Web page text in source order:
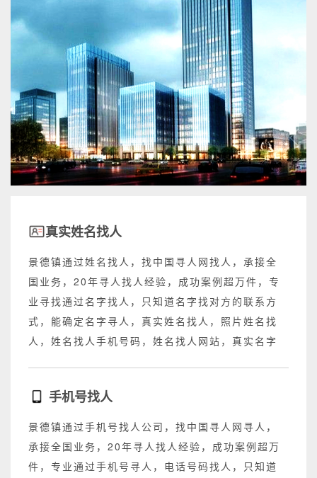
真实姓名找人
景德镇通过姓名找人，找中国寻人网找人，承接全
国业务，20年寻人找人经验，成功案例超万件，专
业寻找通过名字找人，只知道名字找对方的联系方
式，能确定名字寻人，真实姓名找人，照片姓名找
人，姓名找人手机号码，姓名找人网站，真实名字
手机号找人
景德镇通过手机号找人公司，找中国寻人网寻人，
承接全国业务，20年寻人找人经验，成功案例超万
件，专业通过手机号寻人，电话号码找人，只知道